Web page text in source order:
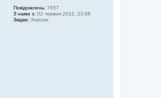
Повідомлень: 7657
З нами з: 02 червня 2012, 23:08
Звідки: Херсон